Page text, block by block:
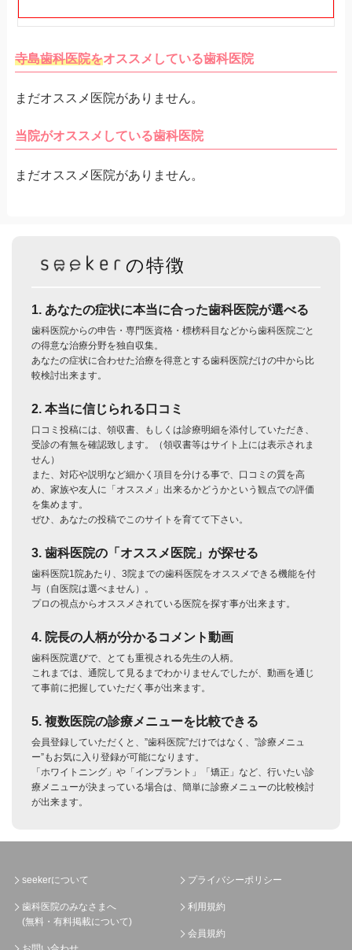
寺島歯科医院をオススメしている歯科医院
まだオススメ医院がありません。
当院がオススメしている歯科医院
まだオススメ医院がありません。
の特徴
1. あなたの症状に本当に合った歯科医院が選べる
歯科医院からの申告・専門医資格・標榜科目などから歯科医院ごと
の得意な治療分野を独自収集。
あなたの症状に合わせた治療を得意とする歯科医院だけの中から比
較検討出来ます。
2. 本当に信じられる口コミ
口コミ投稿には、領収書、もしくは診療明細を添付していただき、
受診の有無を確認致します。（領収書等はサイト上には表示されま
せん）
また、対応や説明など細かく項目を分ける事で、口コミの質を高
め、家族や友人に「オススメ」出来るかどうかという観点での評価
を集めます。
ぜひ、あなたの投稿でこのサイトを育てて下さい。
3. 歯科医院の「オススメ医院」が探せる
歯科医院1院あたり、3院までの歯科医院をオススメできる機能を付
与（自医院は選べません）。
プロの視点からオススメされている医院を探す事が出来ます。
4. 院長の人柄が分かるコメント動画
歯科医院選びで、とても重視される先生の人柄。
これまでは、通院して見るまでわかりませんでしたが、動画を通じ
て事前に把握していただく事が出来ます。
5. 複数医院の診療メニューを比較できる
会員登録していただくと、”歯科医院”だけではなく、”診療メニュ
ー”もお気に入り登録が可能になります。
「ホワイトニング」や「インプラント」「矯正」など、行いたい診
療メニューが決まっている場合は、簡単に診療メニューの比較検討
が出来ます。
seekerについて
歯科医院のみなさまへ
(無料・有料掲載について)
プライバシーポリシー
利用規約
会員規約